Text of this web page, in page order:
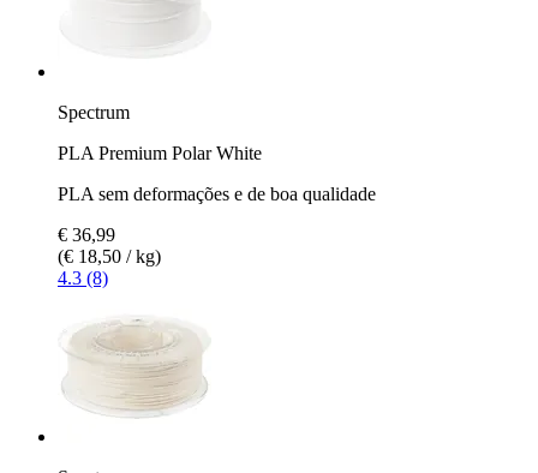
Spectrum
PLA Premium Polar White
PLA sem deformações e de boa qualidade
€ 36,99
(€ 18,50 / kg)
4.3 (8)